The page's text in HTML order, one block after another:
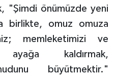
"Şimdi önümüzde yeni
omuz omuza
memleketimizi ve
kaldırmak,
büyütmektir."